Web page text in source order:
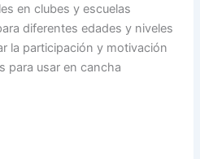
en clubes y escuelas
diferentes edades y niveles
la participación y motivación
para usar en cancha